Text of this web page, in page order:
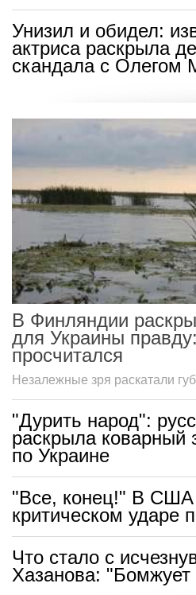
Унизил и обидел:
актриса раскрыла
скандала с Олегом
В Финляндии
для Украины
просчитался
Незалежные зря раскатали
"Дурить народ":
раскрыла
по Украине
"Все, конец!" В США
критическом ударе
Что стало с
Хазанова: "Бомжует